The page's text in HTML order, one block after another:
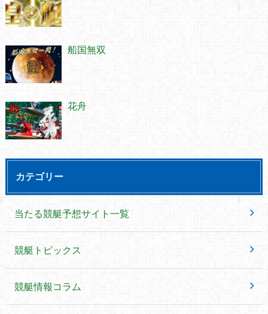
船国無双
花舟
カテゴリー
当たる競艇予想サイト一覧
競艇トピックス
競艇情報コラム